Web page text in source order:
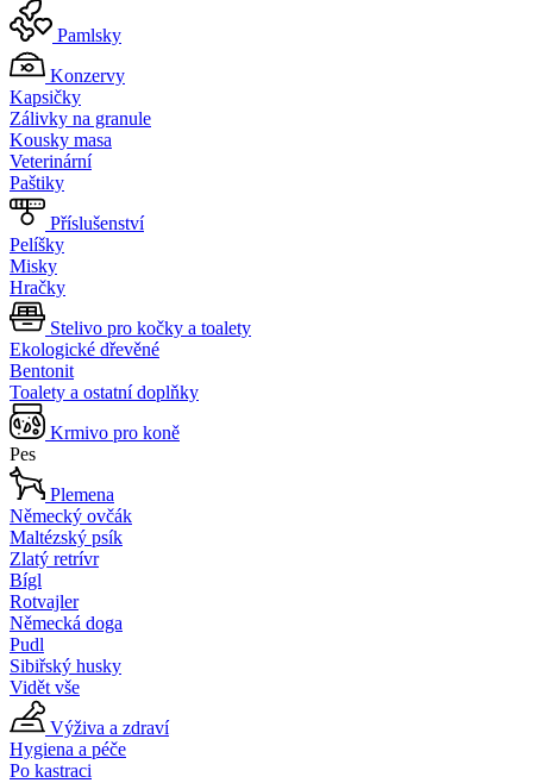
Pamlsky
Konzervy
Kapsičky
Zálivky na granule
Kousky masa
Veterinární
Paštiky
Příslušenství
Pelíšky
Misky
Hračky
Stelivo pro kočky a toalety
Ekologické dřevěné
Bentonit
Toalety a ostatní doplňky
Krmivo pro koně
Pes
Plemena
Německý ovčák
Maltézský psík
Zlatý retrívr
Bígl
Rotvajler
Německá doga
Pudl
Sibiřský husky
Vidět vše
Výživa a zdraví
Hygiena a péče
Po kastraci